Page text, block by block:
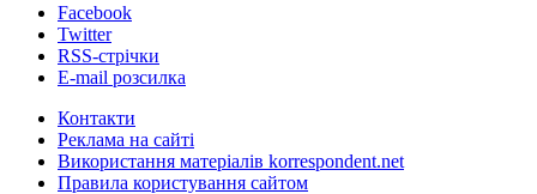
Facebook
Twitter
RSS-стрічки
E-mail розсилка
Контакти
Реклама на сайті
Використання матеріалів korrespondent.net
Правила користування сайтом